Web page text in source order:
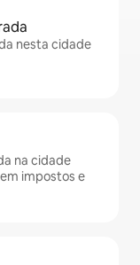
nesta cidade
na cidade
impostos e